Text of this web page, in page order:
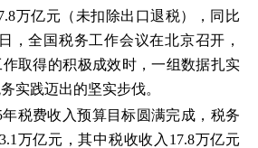
万亿元（未扣除出口退税），同比
，全国税务工作会议在北京召开，
作取得的积极成效时，一组数据扎实
实践迈出的坚实步伐。
年税费收入预算目标圆满完成，税务
万亿元，其中税收收入17.8万亿元